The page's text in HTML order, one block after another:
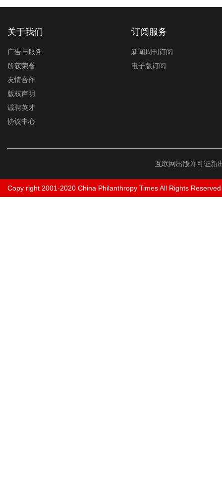
关于我们
广告与服务
所获荣誉
友情合作
版权声明
诚聘英才
协议中心
订阅服务
新闻周刊订阅
电子版订阅
互联网出版许可证新
Copy right 2001-2020 China Philanthropy Times All Rights Reserved